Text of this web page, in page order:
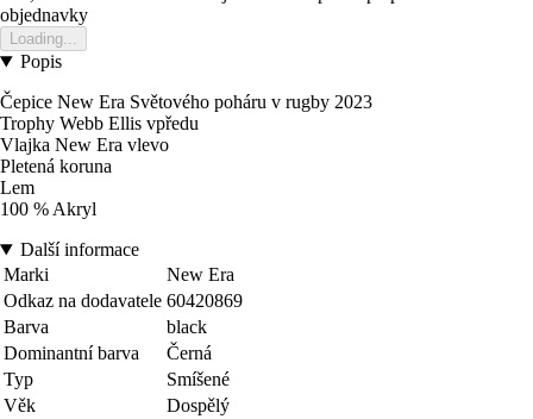
objednavky
Loading...
Popis
Čepice New Era Světového poháru v rugby 2023
Trophy Webb Ellis vpředu
Vlajka New Era vlevo
Pletená koruna
Lem
100 % Akryl
Další informace
Marki
New Era
Odkaz na dodavatele 60420869
Barva
black
Dominantní barva
Černá
Typ
Smíšené
Věk
Dospělý